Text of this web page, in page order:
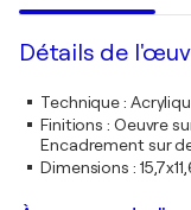
Détails de
Technique:
Finitions : Oeuvre
Encadrement sur
Dimensions :